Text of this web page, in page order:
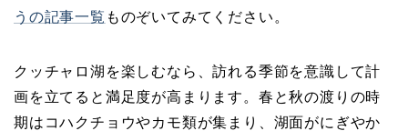
うの記事一覧 ものぞいてみてください。
クッチャロ湖を楽しむなら、訪れる季節を意識して計
画を立てると満足度が高まります。春と秋の渡りの時
期はコハクチョウやカモ類が集まり、湖面がにぎやか